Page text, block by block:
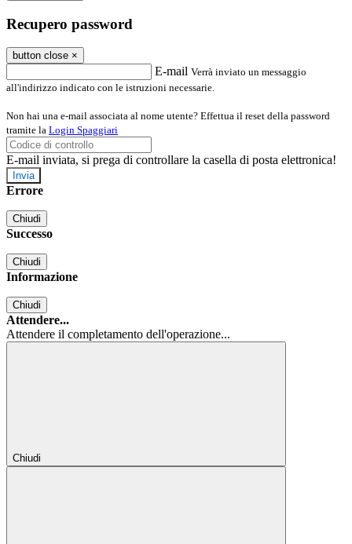
Recupero password
button close ×
E-mail Verrà inviato un messaggio
all'indirizzo indicato con le istruzioni necessarie.
Non hai una e-mail associata al nome utente? Effettua il reset della password
tramite la Login Spaggiari
E-mail inviata, si prega di controllare la casella di posta elettronica!
Errore
Chiudi
Successo
Chiudi
Informazione
Chiudi
Attendere...
Attendere il completamento dell'operazione...
Chiudi